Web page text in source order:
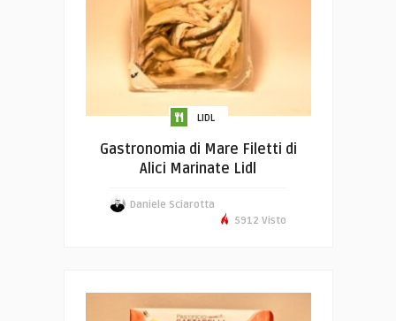
LIDL
Gastronomia di Mare Filetti di
Alici Marinate Lidl
Daniele Sciarotta
5912 Visto